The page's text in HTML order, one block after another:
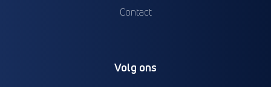
Contact
Volg ons